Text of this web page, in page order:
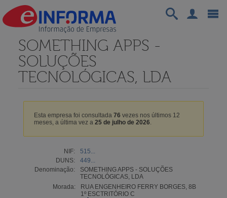
SOMETHING APPS -
SOLUÇÕES
TECNOLÓGICAS, LDA
Esta empresa foi consultada 76 vezes nos últimos 12
meses, a última vez a 25 de julho de 2026.
NIF:
515...
DUNS:
449...
Denominação:
SOMETHING APPS - SOLUÇÕES
TECNOLÓGICAS, LDA
Morada:
RUA ENGENHEIRO FERRY BORGES, 8B
1º ESCTRITÓRIO C